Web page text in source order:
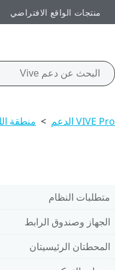
منتجات الواقع الافتراضي
VIVE Pro الدعم > منطقة
متطلبات النظام
الجهاز وصندوق الرابط
المحطتان الرئيسيتان